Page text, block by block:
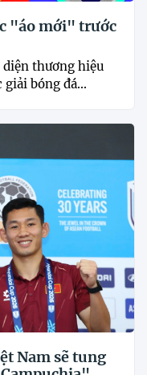
"áo mới" trước
thương hiệu
bóng đá...
Nam sẽ tung